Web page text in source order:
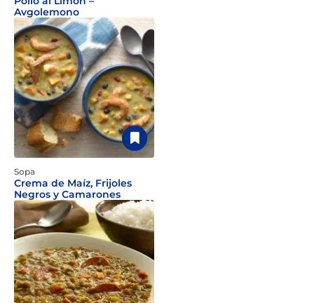
Avgolemono
Sopa
Crema de Maíz, Frijoles
Negros y Camarones